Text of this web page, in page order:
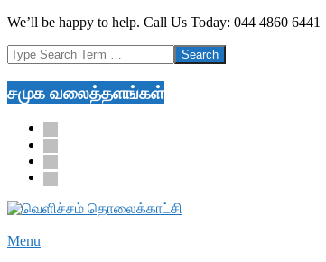
Skip
content
We’ll be happy to help. Call Us Today: 044 4860 6441
Search
சமுக வலைத்தளங்கள்
facebook
twitter
youtube
google
Secondary
Menu